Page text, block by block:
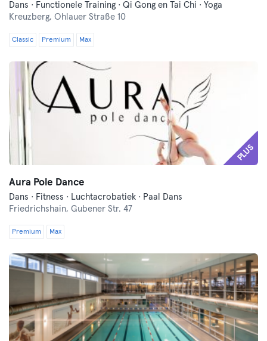
Dans · Functionele Training · Qi Gong en Tai Chi · Yoga
Kreuzberg, Ohlauer Straße 10
Classic Premium Max
PLUS
Aura Pole Dance
Dans · Fitness · Luchtacrobatiek · Paal Dans
Friedrichshain, Gubener Str. 47
Premium Max